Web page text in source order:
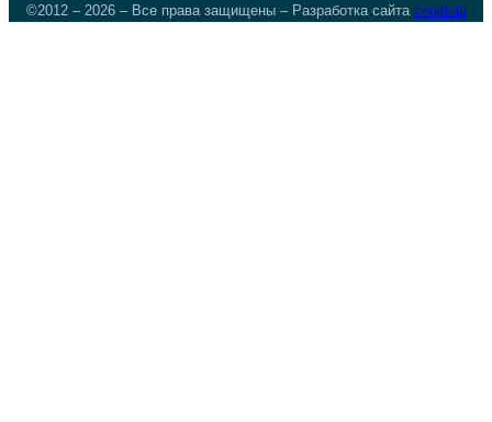
©2012 – 2026 – Все права защищены – Разработка сайта coolbola